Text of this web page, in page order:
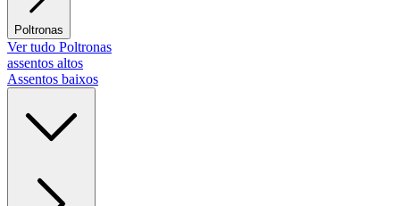
Poltronas
Ver tudo Poltronas
assentos altos
Assentos baixos